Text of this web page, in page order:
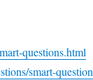
questions.html
smart-